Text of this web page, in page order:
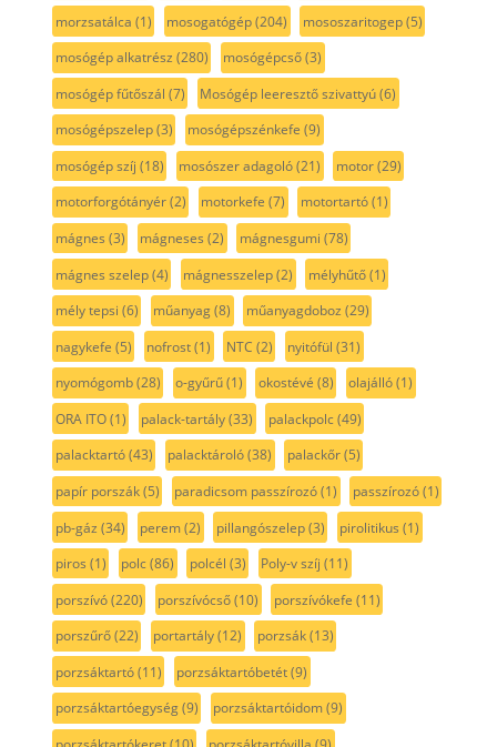
morzsatálca (1) mosogatógép(204) mososzaritogep(5)
mosógép alkatrész (280) mosógépcső(3)
mosógép fűtőszál (7) Mosógép leeresztő szivattyú(6)
mosógépszelep(3) mosógépszénkefe (9)
mosógép szíj (18) mosószer adagoló(21) motor(29)
motorforgótányér(2) motorkefe (7) motortartó(1)
mágnes (3) mágneses (2) mágnesgumi (78)
mágnes szelep(4) mágnesszelep(2) mélyhűtő(1)
mély tepsi (6) műanyag(8) műanyagdoboz (29)
nagykefe (5) nofrost(1) NTC (2) nyitófül (31)
nyomógomb(28) o-gyűrű(1) okostévé (8) olajálló(1)
ORA ITO(1) palack-tartály(33) palackpolc(49)
palacktartó(43) palacktároló(38) palackőr(5)
papír porszák(5) paradicsom passzírozó(1) passzírozó(1)
pb-gáz (34) perem(2) pillangószelep(3) pirolitikus (1)
piros (1) polc(86) polcél (3) Poly-v szíj (11)
porszívó(220) porszívócső(10) porszívókefe (11)
porszűrő(22) portartály(12) porzsák(13)
porzsáktartó(11) porzsáktartóbetét(9)
porzsáktartóegység(9) porzsáktartóidom(9)